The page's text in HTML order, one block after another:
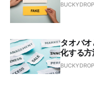
BUCKYDROP
タオバ
化する方
BUCKYDROP